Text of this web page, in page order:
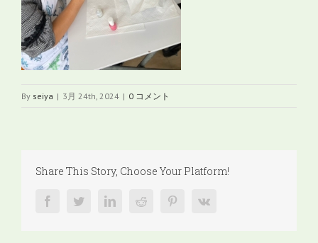
By seiya | 3月 24th, 2024 | 0 コメント
Share This Story, Choose Your Platform!
facebooktwitter linkedinreddit pinterestvk